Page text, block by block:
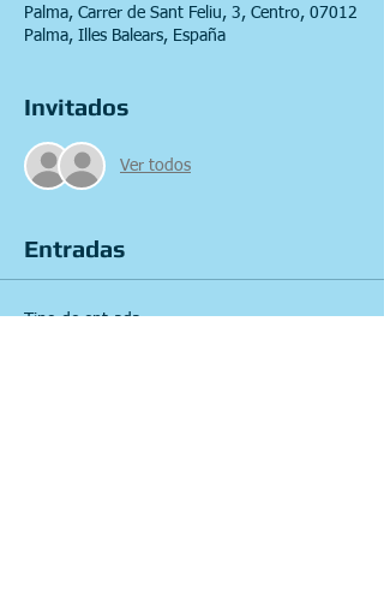
Palma, Carrer de Sant Feliu, 3, Centro, 07012
Palma, Illes Balears, España
Invitados
Ver todos
Entradas
Tipo de entrada